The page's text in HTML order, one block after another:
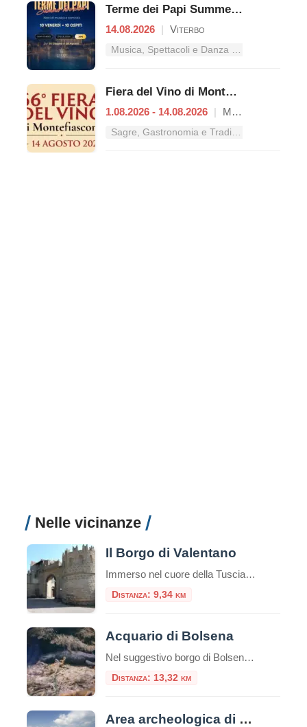
Terme dei Papi Summer Live Show
14.08.2026 | Viterbo
Fiera del Vino di Montefiascone
1.08.2026 - 14.08.2026 | Montefiascone
Nelle vicinanze
Il Borgo di Valentano
Immerso nel cuore della Tuscia viterbese, a pochi passi dalle rive scintillanti del Lago di Bolsena, sorge Valentano, un borgo che incanta per la sua ricca storia, le sue preziose architetture e un panorama mozzafiato che abbraccia la campagna laziale. Un luogo dove il tempo sembra scorrere più lento, ideale per chi cerca una fuga […]
Distanza: 9,34 km
Acquario di Bolsena
Nel suggestivo borgo di Bolsena, sulle sponde dell’omonimo lago vulcanico, si nasconde una delle attrazioni più affascinanti e uniche della Tuscia: l’Acquario di Bolsena. Questa moderna struttura museale, inaugurata nel maggio 2011, offre ai visitatori un’esperienza immersiva nel mondo delle acque interne del territorio laziale, in una cornice storica di eccezionale bellezza. Una Location Unica: […]
Distanza: 13,32 km
Area archeologica di Volsinii